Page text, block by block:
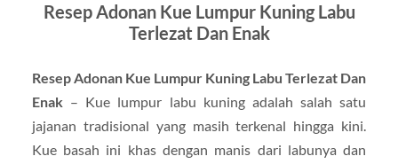
Resep Adonan Kue Lumpur Kuning Labu
Terlezat Dan Enak
Resep Adonan Kue Lumpur Kuning Labu Terlezat Dan
Enak– Kue lumpur labu kuning adalah salah satu
jajanan tradisional yang masih terkenal hingga kini.
Kue basah ini khas dengan manis dari labunya dan